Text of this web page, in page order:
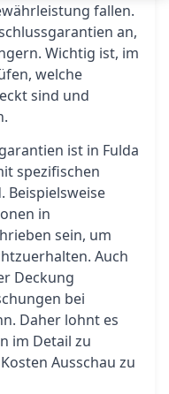
fallen.
an,
Wichtig ist, im
welche
sind und
ist in Fulda
spezifischen
Beispielsweise
in
sein, um
Auch
Deckung
bei
Daher lohnt es
im Detail zu
Ausschau zu